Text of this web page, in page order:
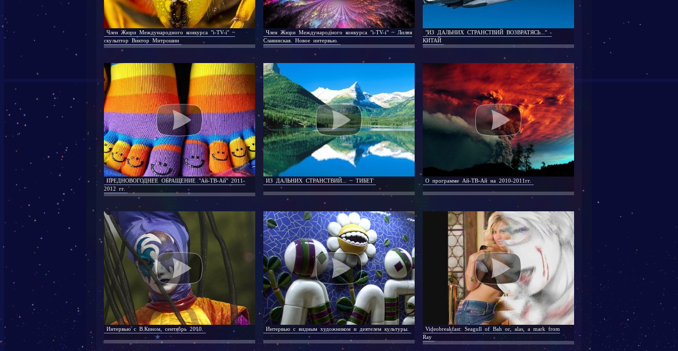
Член Жюри Международного конкурса "i-TV-i" ~
скульптор Виктор Митрошин
Член Жюри Международного конкурса "i-TV-i" ~ Лилия
Славинская. Новое интервью.
"ИЗ ДАЛЬНИХ СТРАНСТВИЙ ВОЗВРАТЯСЬ..." -
КИТАЙ
ПРЕДНОВОГОДНЕЕ ОБРАЩЕНИЕ "Ай-ТВ-Ай" 2011-
2012 гг.
ИЗ ДАЛЬНИХ СТРАНСТВИЙ... ~ ТИБЕТ О программе Ай-ТВ-Ай на 2010-2011гг.
Интервью с В.Кином, сентябрь 2010. Интервью с видным художником и деятелем культуры.
Videobreakfast: Seagull of Bah or, alas, a mark from
Ray